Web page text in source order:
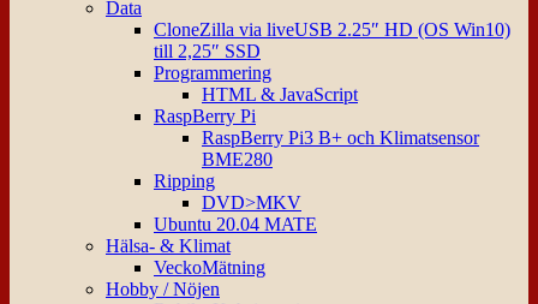
Data
CloneZilla via liveUSB 2.25″ HD (OS Win10)
till 2,25″ SSD
Programmering
HTML & JavaScript
RaspBerry Pi
RaspBerry Pi3 B+ och Klimatsensor
BME280
Ripping
DVD>MKV
Ubuntu 20.04 MATE
Hälsa- & Klimat
VeckoMätning
Hobby / Nöjen